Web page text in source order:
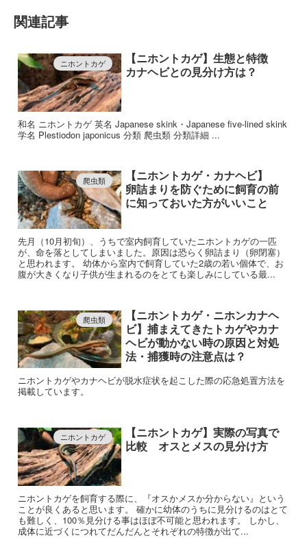
関連記事
ニホントカゲ
【ニホントカゲ】生態と特徴
カナヘビとの見分け方は？
和名 ニホントカゲ 英名 Japanese skink・Japanese five-lined skink
学名 Plestiodon japonicus 分類 爬虫類 分類詳細 ...
爬虫類
【ニホントカゲ・カナヘビ】
卵詰まりを防ぐために飼育の前
に知っておいた方がいいこと
先月（10月初旬）、うちで室内飼育していたニホントカゲの一匹
が、命を落としてしまいました。原因は恐らく卵詰まり（卵閉塞）
と思われます。 幼体から室内で飼育していた2歳の若い個体で、お
腹が大きくなり子供が生まれるのをとても楽しみにしている最...
爬虫類
【ニホントカゲ・ニホンカナヘ
ビ】捕まえてきたトカゲやカナ
ヘビが動かない時の原因と対処
法・捕獲時の注意点は？
ニホントカゲやカナヘビが脱水症状を起こした際の応急処置方法を
掲載しています。
ニホントカゲ
【ニホントカゲ】実際の写真で
比較 オスとメスの見分け方
ニホントカゲを飼育する際に、『オスかメスか分からない』という
ことが良くあると思います。 確かに幼体のうちに見分けるのはとて
も難しく、100％見分ける事はほぼ不可能と思われます。 しかし、
成体に近づくにつれてだんだんとそれぞれの特徴が出て...